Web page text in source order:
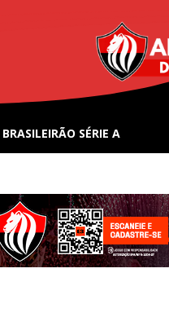
BRASILEIRÃO SÉRIE A